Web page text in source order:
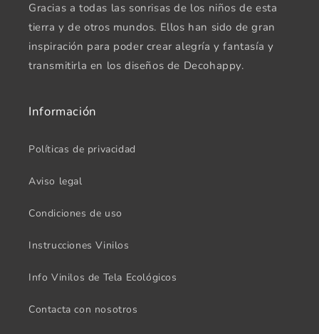
Gracias a todas las sonrisas de los niños de esta
tierra y de otros mundos. Ellos han sido de gran
inspiración para poder crear alegría y fantasía y
transmitirla en los diseños de Decohappy.
Información
Políticas de privacidad
Aviso legal
Condiciones de uso
Instrucciones Vinilos
Info Vinilos de Tela Ecológicos
Contacta con nosotros